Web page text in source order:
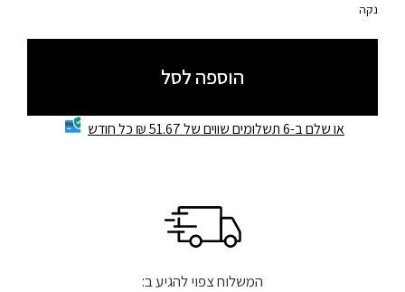
נקה
הוספה לסל
או שלם ב-6 תשלומים שווים של 51.67 ₪ כל חודש
המשלוח צפוי להגיע ב: